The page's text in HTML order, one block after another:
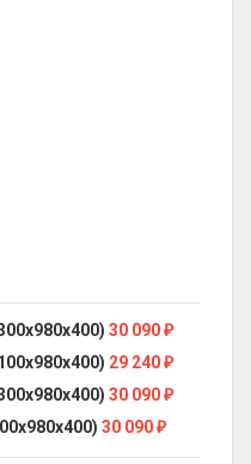
30 090 ₽
29 240 ₽
30 090 ₽
30 090 ₽